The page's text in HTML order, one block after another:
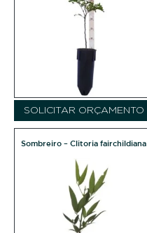
SOLICITAR ORÇAMENTO
Sombreiro – Clitoria fairchildiana